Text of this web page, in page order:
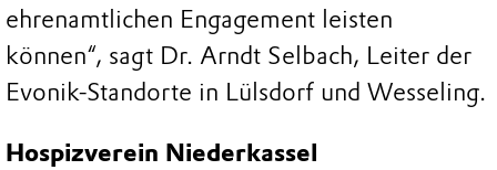
ehrenamtlichen Engagement leisten
können“, sagt Dr. Arndt Selbach, Leiter der
Evonik-Standorte in Lülsdorf und Wesseling.
Hospizverein Niederkassel